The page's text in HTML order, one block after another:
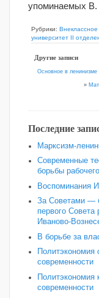
упоминаемых
Рубрики: Внеклассное
университет II
Другие записи
Основное в ленинизме
»
Последние
Марксизм-
Современные
борьбы
Воспоминания
За Советами —
первого Совета
В борьбе за
современности
современности